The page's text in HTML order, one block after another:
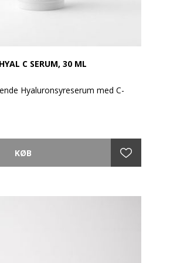
C SERUM, 30 ML
Hyaluronsyreserum med C-
en del af din morgen rutine og
af dig, som blot ønsker en rigtig
din creme.